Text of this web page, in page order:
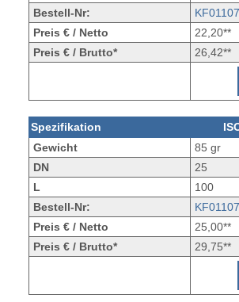
Bestell-Nr:
Preis € / Netto
22,20**
Preis € / Brutto*
26,42**
Spezifikation
Gewicht
85 gr
DN
25
L
100
Bestell-Nr:
Preis € / Netto
25,00**
Preis € / Brutto*
29,75**